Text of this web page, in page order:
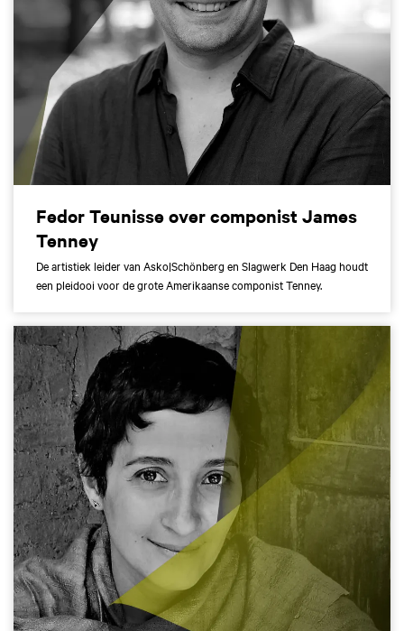
Fedor Teunisse over componist James
Tenney
De artistiek leider van Asko|Schönberg en Slagwerk Den Haag houdt
een pleidooi voor de grote Amerikaanse componist Tenney.